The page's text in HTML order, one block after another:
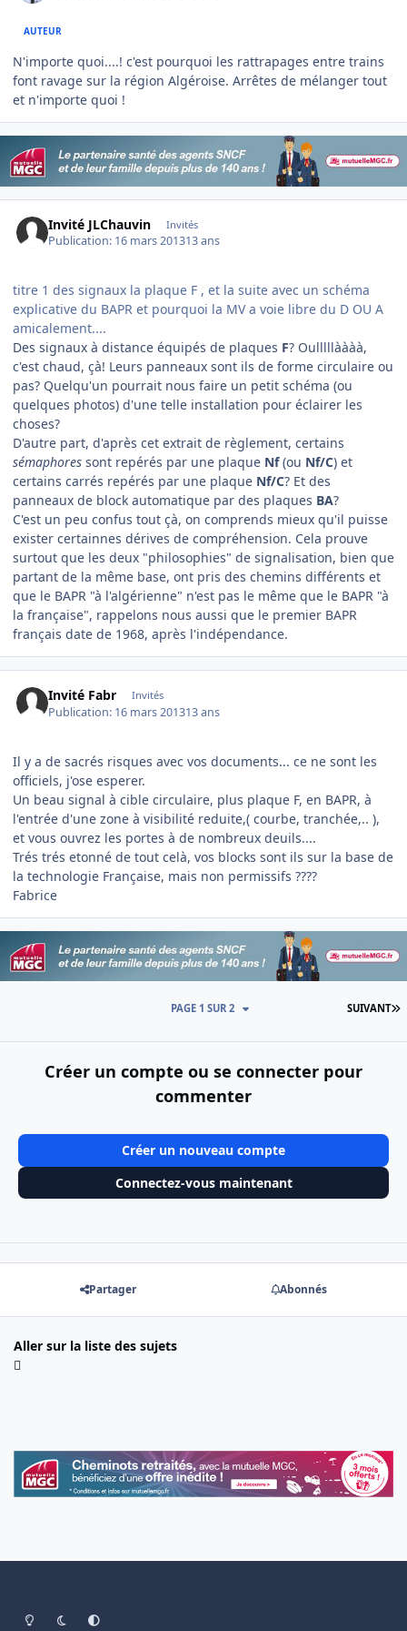
AUTEUR
N'importe quoi....! c'est pourquoi les rattrapages entre trains
font ravage sur la région Algéroise. Arrêtes de mélanger tout
et n'importe quoi !
Invité JLChauvin Invités
Publication: 16 mars 201313 ans
titre 1 des signaux la plaque F , et la suite avec un schéma
explicative du BAPR et pourquoi la MV a voie libre du D OU A
amicalement....
Des signaux à distance équipés de plaques F? Oulllllàààà,
c'est chaud, çà! Leurs panneaux sont ils de forme circulaire ou
pas? Quelqu'un pourrait nous faire un petit schéma (ou
quelques photos) d'une telle installation pour éclairer les
choses?
D'autre part, d'après cet extrait de règlement, certains
sémaphores sont repérés par une plaque Nf(ou Nf/C) et
certains carrés repérés par une plaque Nf/C? Et des
panneaux de block automatique par des plaques BA?
C'est un peu confus tout çà, on comprends mieux qu'il puisse
exister certainnes dérives de compréhension. Cela prouve
surtout que les deux "philosophies" de signalisation, bien que
partant de la même base, ont pris des chemins différents et
que le BAPR "à l'algérienne" n'est pas le même que le BAPR "à
la française", rappelons nous aussi que le premier BAPR
français date de 1968, après l'indépendance.
Invité Fabr Invités
Publication: 16 mars 201313 ans
Il y a de sacrés risques avec vos documents... ce ne sont les
officiels, j'ose esperer.
Un beau signal à cible circulaire, plus plaque F, en BAPR, à
l'entrée d'une zone à visibilité reduite,( courbe, tranchée,.. ),
et vous ouvrez les portes à de nombreux deuils....
Trés trés etonné de tout celà, vos blocks sont ils sur la base de
la technologie Française, mais non permissifs ????
Fabrice
SUIVANT
PAGE 1 SUR 2
Créer un compte ou se connecter pour
commenter
Créer un nouveau compte
Connectez-vous maintenant
Partager Abonnés
Aller sur la liste des sujets
Light ModeDark ModeSystem Preference